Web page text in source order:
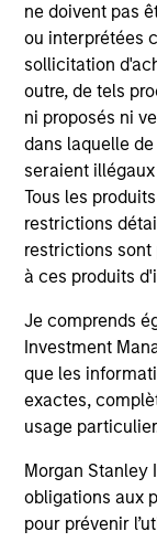
ne doivent pas
ou interprétées
sollicitation
outre, de tels
ni proposés ni
dans laquelle
seraient
Tous les
restrictions
restrictions sont
à ces produits
Je comprends
Investment
que les
exactes,
usage
Morgan Stanley
obligations aux
pour prévenir
ARTICLE
High Yield
An in-depth
High Yield
10-JUL-2026